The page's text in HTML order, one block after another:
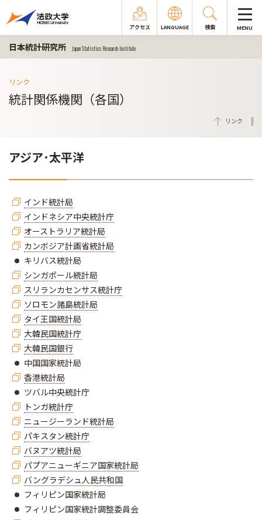
アクセス LANGUAGE 検索 MENU
日本統計研究所 Japan Statistics Research Institute
リンク
統計関係機関（各国）
リンク
アジア･太平洋
インド統計局
インドネシア中央統計庁
オーストラリア統計局
カンボジア計画省統計局
キリバス統計局
シンガポール統計局
スリランカセンサス統計庁
ソロモン諸島統計局
タイ王国統計局
大韓民国統計庁
大韓民国銀行
中国国家統計局
香港統計局
ツバル中央統計庁
トンガ統計庁
ニュージーランド統計局
パキスタン統計庁
バヌアツ統計局
パプアニューギニア国家統計局
バングラデシュ人民共和国
​​​​​​​フィリピン国家統計局
​​​​​​​フィリピン国家統計調整委員会